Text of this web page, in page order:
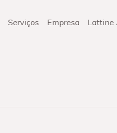
Serviços Empresa Lattine